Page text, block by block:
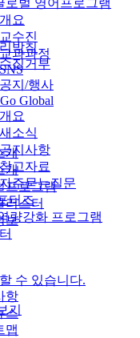
개요
교수진
교과과정
SNS
공지/행사
Global
개요
새소식
공지사항
참고자료
자주묻는질문
터즈
량강화 프로그램
수 있습니다.
기
방침
집거부
개
개
프로그램
러스터
보
항
스
맵